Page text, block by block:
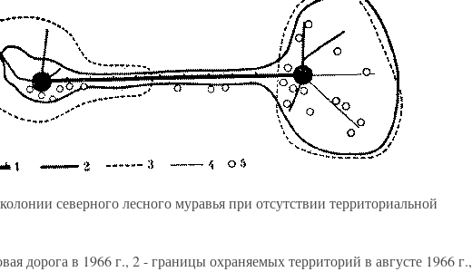
северного лесного муравья при отсутствии территориальной
дорога в 1966 г., 2 - границы охраняемых территорий в августе 1966 г.,